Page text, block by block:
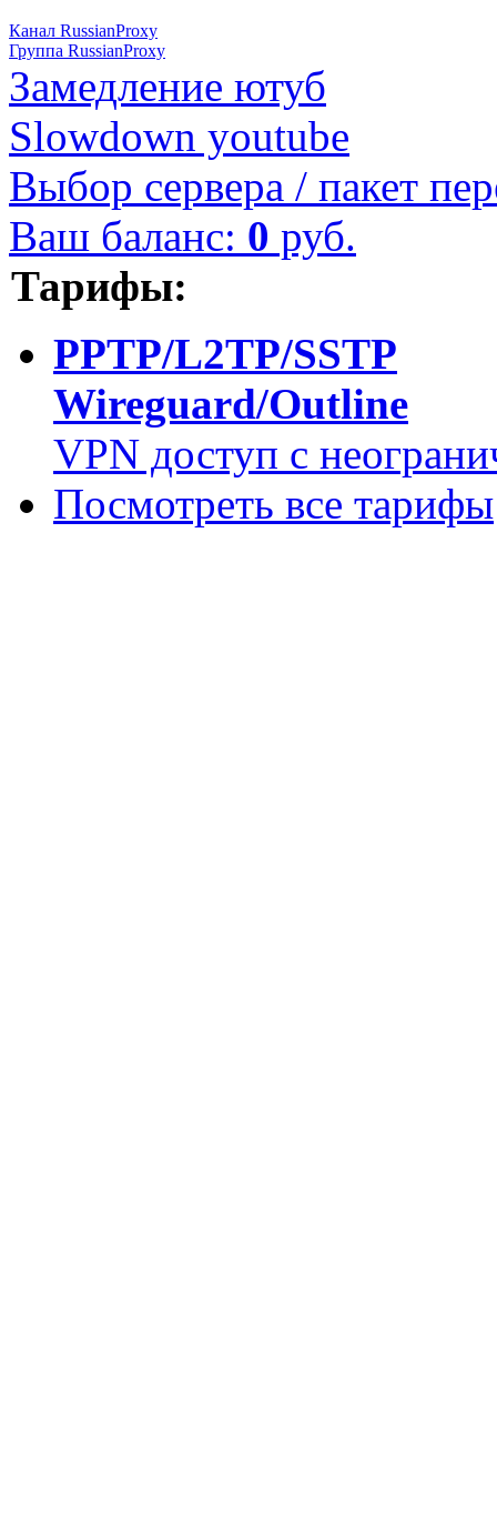
Канал RussianProxy
Группа RussianProxy
Замедление ютуб
Slowdown youtube
Выбор сервера / пакет
Ваш баланс: 0 руб.
Тарифы:
PPTP/L2TP/SSTP
Wireguard/Outline
VPN доступ с
Посмотреть все тарифы